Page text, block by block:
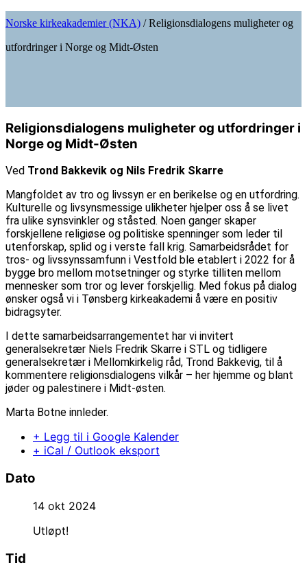
Norske kirkeakademier (NKA) /Religionsdialogens muligheter og
utfordringer i Norge og Midt-Østen
Religionsdialogens muligheter og utfordringer i
Norge og Midt-Østen
Ved Trond Bakkevik og Nils Fredrik Skarre
Mangfoldet av tro og livssyn er en berikelse og en utfordring.
Kulturelle og livsynsmessige ulikheter hjelper oss å se livet
fra ulike synsvinkler og ståsted. Noen ganger skaper
forskjellene religiøse og politiske spenninger som leder til
utenforskap, splid og i verste fall krig. Samarbeidsrådet for
tros- og livssynssamfunn i Vestfold ble etablert i 2022 for å
bygge bro mellom motsetninger og styrke tilliten mellom
mennesker som tror og lever forskjellig. Med fokus på dialog
ønsker også vi i Tønsberg kirkeakademi å være en positiv
bidragsyter.
I dette samarbeidsarrangementet har vi invitert
generalsekretær Niels Fredrik Skarre i STL og tidligere
generalsekretær i Mellomkirkelig råd, Trond Bakkevig, til å
kommentere religionsdialogens vilkår – her hjemme og blant
jøder og palestinere i Midt-østen.
Marta Botne innleder.
+ Legg til i Google Kalender
+ iCal / Outlook eksport
Dato
14 okt 2024
Utløpt!
Tid